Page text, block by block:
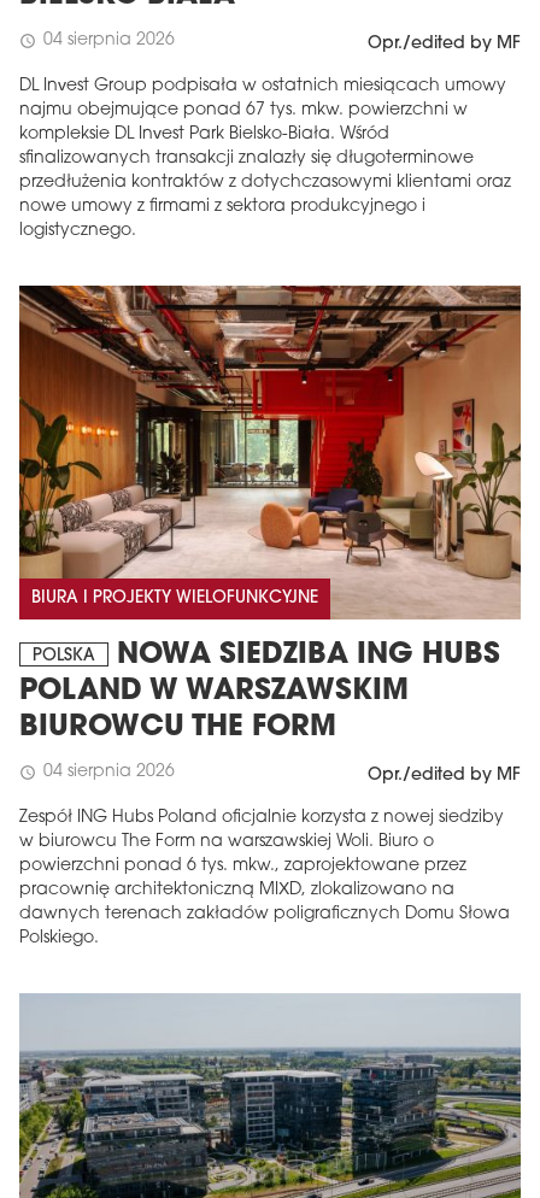
schedule 04 sierpnia 2026 Opr./edited by MF
DL Invest Group podpisała w ostatnich miesiącach umowy
najmu obejmujące ponad 67 tys. mkw. powierzchni w
kompleksie DL Invest Park Bielsko-Biała. Wśród
sfinalizowanych transakcji znalazły się długoterminowe
przedłużenia kontraktów z dotychczasowymi klientami oraz
nowe umowy z firmami z sektora produkcyjnego i
logistycznego.
BIURA I PROJEKTY WIELOFUNKCYJNE
POLSKA
NOWA SIEDZIBA ING HUBS
POLAND W WARSZAWSKIM
BIUROWCU THE FORM
schedule 04 sierpnia 2026 Opr./edited by MF
Zespół ING Hubs Poland oficjalnie korzysta z nowej siedziby
w biurowcu The Form na warszawskiej Woli. Biuro o
powierzchni ponad 6 tys. mkw., zaprojektowane przez
pracownię architektoniczną MIXD, zlokalizowano na
dawnych terenach zakładów poligraficznych Domu Słowa
Polskiego.